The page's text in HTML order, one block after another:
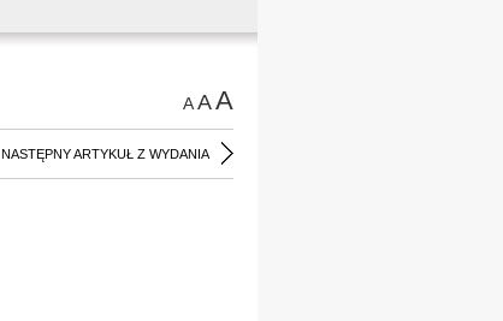
AAA
NASTĘPNY ARTYKUŁ Z WYDANIA